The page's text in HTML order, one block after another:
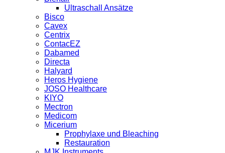
Ultraschall Ansätze
Bisco
Cavex
Centrix
ContacEZ
Dabamed
Directa
Halyard
Heros Hygiene
JOSO Healthcare
KIYO
Mectron
Medicom
Micerium
Prophylaxe und Bleaching
Restauration